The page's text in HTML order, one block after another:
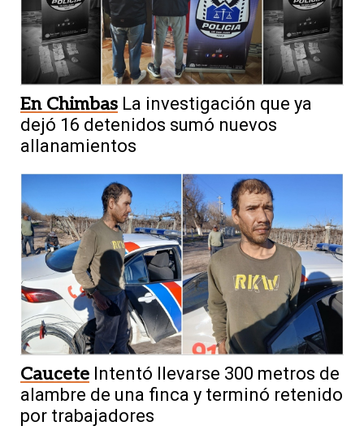
En Chimbas La investigación que ya
dejó 16 detenidos sumó nuevos
allanamientos
Caucete Intentó llevarse 300 metros de
alambre de una finca y terminó retenido
por trabajadores